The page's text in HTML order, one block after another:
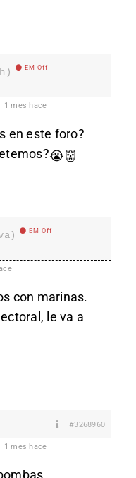
EM Off
1 mes hace
en este foro?
😭👹
EM Off
con marinas.
le va a
#3268960
1 mes hace